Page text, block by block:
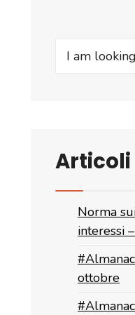
for:
Norma
interessi
ottobre